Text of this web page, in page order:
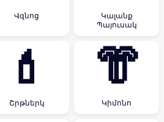
Վզնոց
Կալանք
Պայուսակ
💄
Շրթներկ
👘
Կիմոնո